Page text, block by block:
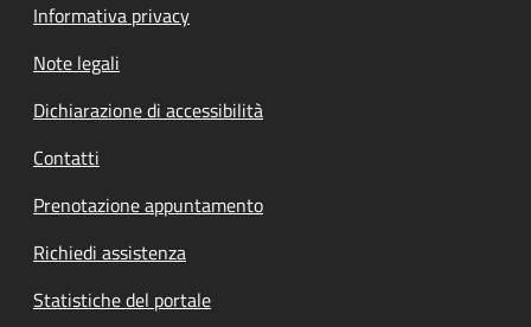
Informativa privacy
Note legali
Dichiarazione di accessibilità
Contatti
Prenotazione appuntamento
Richiedi assistenza
Statistiche del portale